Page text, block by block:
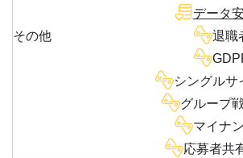
その他
データ
退職
シングルサ
グループ
マイナ
応募者共